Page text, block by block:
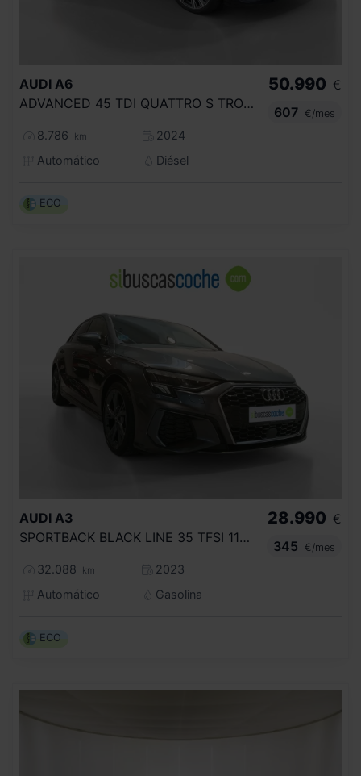
AUDI A6
ADVANCED 45 TDI QUATTRO S TRONIC
8.786 km
2024
Automático
Diésel
50.990 €
607
€/mes
ECO
AUDI A3
SPORTBACK BLACK LINE 35 TFSI 110KW S TRO
32.088 km
2023
Automático
Gasolina
28.990 €
345
€/mes
ECO